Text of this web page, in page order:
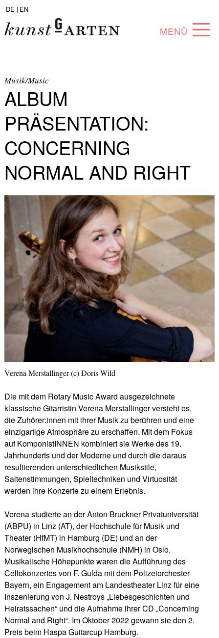
DE | EN
MENÜ
KÜNSTLER*INNEN
PARTNER*INNEN
ANGEBOTE
Musik/Music
ALBUM
PRÄSENTATION:
CONCERNING
NORMAL AND RIGHT
Verena Merstallinger (c) Doris Wild
Die mit dem Rotary Music Award ausgezeichnete
klassische Gitarristin Verena Merstallinger versteht es,
die Zuhörer:innen mit ihrer Musik zu berühren und eine
einzigartige Atmosphäre zu erschaffen. Mit dem Fokus
auf KomponistINNEN kombiniert sie Werke des 19.
Jahrhunderts und der Moderne und durch die daraus
resultierenden unterschiedlichen Musikstile,
Saitenstimmungen, Spieltechniken und Virtuosität
werden ihre Konzerte zu einem Erlebnis.
Verena studierte an der Anton Bruckner Privatuniversität
(ABPU) in Linz (AT), der Hochschule für Musik und
Theater (HfMT) in Hamburg (DE) und an der
Norwegischen Musikhochschule (NMH) in Oslo.
Musikalische Höhepunkte waren die Aufführung des
Cellokonzertes von F. Gulda mit dem Polizeiorchester
Bayern, ein Engagement am Landestheater Linz für eine
Inszenierung von J. Nestroys „Liebesgeschichten und
Heiratssachen“ und die Aufnahme ihrer CD „Concerning
Normal and Right“. Im Oktober 2022 gewann sie den 2.
Preis beim Haspa Guitarcup Hamburg.